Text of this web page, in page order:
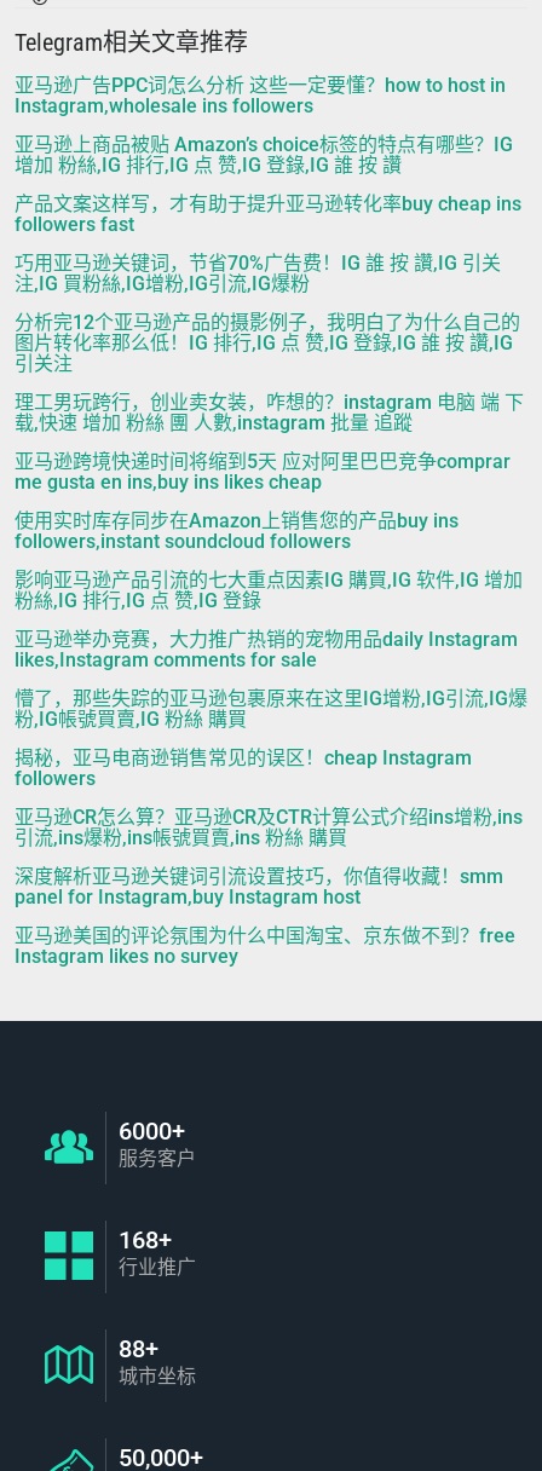
Telegram相关文章推荐
亚马逊广告PPC词怎么分析 这些一定要懂？how to host in
Instagram,wholesale ins followers
亚马逊上商品被贴 Amazon’s choice标签的特点有哪些？IG
增加 粉絲,IG 排行,IG 点 赞,IG 登錄,IG 誰 按 讚
产品文案这样写，才有助于提升亚马逊转化率buy cheap ins
followers fast
巧用亚马逊关键词，节省70%广告费！IG 誰 按 讚,IG 引关
注,IG 買粉絲,IG增粉,IG引流,IG爆粉
分析完12个亚马逊产品的摄影例子，我明白了为什么自己的
图片转化率那么低！IG 排行,IG 点 赞,IG 登錄,IG 誰 按 讚,IG
引关注
理工男玩跨行，创业卖女装，咋想的？instagram 电脑 端 下
载,快速 增加 粉絲 團 人數,instagram 批量 追蹤
亚马逊跨境快递时间将缩到5天 应对阿里巴巴竞争comprar
me gusta en ins,buy ins likes cheap
使用实时库存同步在Amazon上销售您的产品buy ins
followers,instant soundcloud followers
影响亚马逊产品引流的七大重点因素IG 購買,IG 软件,IG 增加
粉絲,IG 排行,IG 点 赞,IG 登錄
亚马逊举办竞赛，大力推广热销的宠物用品daily Instagram
likes,Instagram comments for sale
懵了，那些失踪的亚马逊包裹原来在这里IG增粉,IG引流,IG爆
粉,IG帳號買賣,IG 粉絲 購買
揭秘，亚马电商逊销售常见的误区！cheap Instagram
followers
亚马逊CR怎么算？亚马逊CR及CTR计算公式介绍ins增粉,ins
引流,ins爆粉,ins帳號買賣,ins 粉絲 購買
深度解析亚马逊关键词引流设置技巧，你值得收藏！smm
panel for Instagram,buy Instagram host
亚马逊美国的评论氛围为什么中国淘宝、京东做不到？free
Instagram likes no survey
6000+
服务客户
168+
行业推广
88+
城市坐标
50,000+